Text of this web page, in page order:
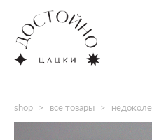
shop > все товары >